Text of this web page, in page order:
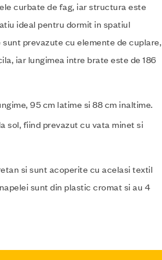
curbate de fag, iar structura este
ideal pentru dormit in spatiul
prevazute cu elemente de cuplare,
iar lungimea intre brate este de 186
95 cm latime si 88 cm inaltime.
sol, fiind prevazut cu vata minet si
si sunt acoperite cu acelasi textil
sunt din plastic cromat si au 4